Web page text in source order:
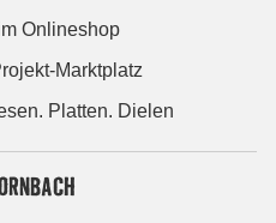
Onlineshop
Marktplatz
Platten. Dielen